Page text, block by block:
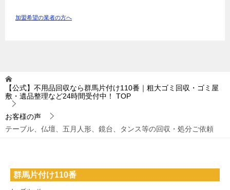
加盟希望の業者の方へ
【公式】不用品回収なら群馬片付け110番｜粗大ゴミ回収・ゴミ屋
敷・遺品整理など24時間受付中！
TOP
お客様の声
テーブル、仏壇、五月人形、鏡台、タンス等の回収・処分ご依頼
群馬片付け110番